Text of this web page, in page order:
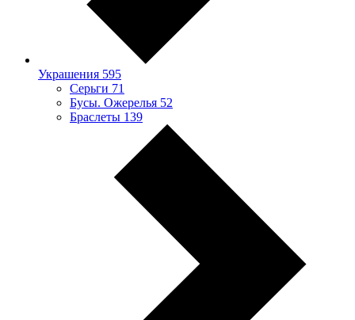
Украшения 595
Серьги 71
Бусы. Ожерелья 52
Браслеты 139